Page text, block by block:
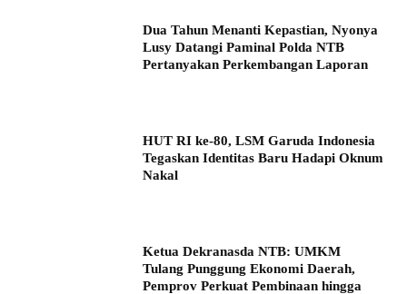
Dua Tahun Menanti Kepastian, Nyonya
Lusy Datangi Paminal Polda NTB
Pertanyakan Perkembangan Laporan
HUT RI ke-80, LSM Garuda Indonesia
Tegaskan Identitas Baru Hadapi Oknum
Nakal
Ketua Dekranasda NTB: UMKM
Tulang Punggung Ekonomi Daerah,
Pemprov Perkuat Pembinaan hingga